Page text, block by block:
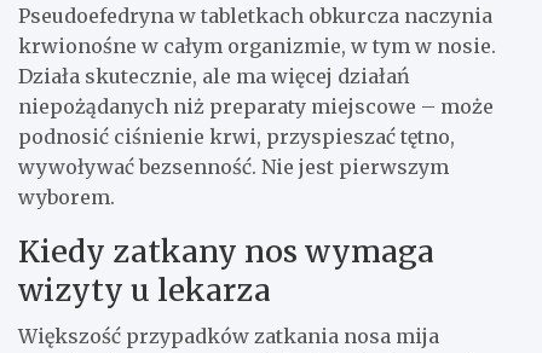
Pseudoefedryna w tabletkach obkurcza naczynia
krwionośne w całym organizmie, w tym w nosie.
Działa skutecznie, ale ma więcej działań
niepożądanych niż preparaty miejscowe – może
podnosić ciśnienie krwi, przyspieszać tętno,
wywoływać bezsenność. Nie jest pierwszym
wyborem.
Kiedy zatkany nos wymaga
wizyty u lekarza
Większość przypadków zatkania nosa mija